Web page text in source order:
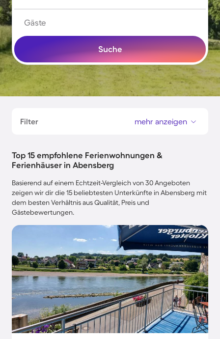
Gäste
Suche
Filter mehr anzeigen
Top 15 empfohlene Ferienwohnungen &
Ferienhäuser in Abensberg
Basierend auf einem Echtzeit-Vergleich von 30 Angeboten
zeigen wir dir die 15 beliebtesten Unterkünfte in Abensberg mit
dem besten Verhältnis aus Qualität, Preis und
Gästebewertungen.